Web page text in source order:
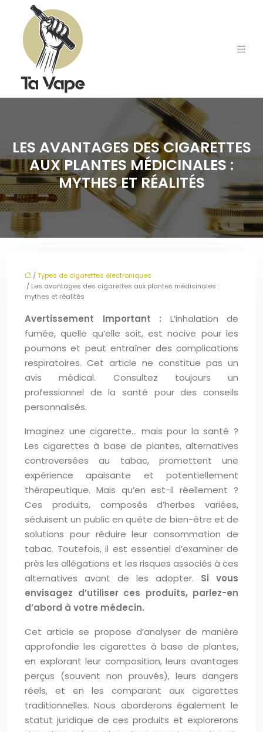
LES AVANTAGES DES CIGARETTES
AUX PLANTES MÉDICINALES :
MYTHES ET RÉALITÉS
/Types de cigarettes électroniques
/ Les avantages des cigarettes aux plantes médicinales :
mythes et réalités
Avertissement Important : L’inhalation de
fumée, quelle qu’elle soit, est nocive pour les
poumons et peut entraîner des complications
respiratoires. Cet article ne constitue pas un
avis médical. Consultez toujours un
professionnel de la santé pour des conseils
personnalisés.
Imaginez une cigarette… mais pour la santé ?
Les cigarettes à base de plantes, alternatives
controversées au tabac, promettent une
expérience apaisante et potentiellement
thérapeutique. Mais qu’en est-il réellement ?
Ces produits, composés d’herbes variées,
séduisent un public en quête de bien-être et de
solutions pour réduire leur consommation de
tabac. Toutefois, il est essentiel d’examiner de
près les allégations et les risques associés à ces
alternatives avant de les adopter. Si vous
envisagez d’utiliser ces produits, parlez-en
d’abord à votre médecin.
Cet article se propose d’analyser de manière
approfondie les cigarettes à base de plantes,
en explorant leur composition, leurs avantages
perçus (souvent non prouvés), leurs dangers
réels, et en les comparant aux cigarettes
traditionnelles. Nous aborderons également le
statut juridique de ces produits et explorerons